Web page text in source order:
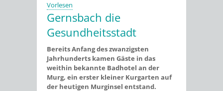
Vorlesen
Gernsbach die
Gesundheitsstadt
Bereits Anfang des zwanzigsten
Jahrhunderts kamen Gäste in das
weithin bekannte Badhotel an der
Murg, ein erster kleiner Kurgarten auf
der heutigen Murginsel entstand.